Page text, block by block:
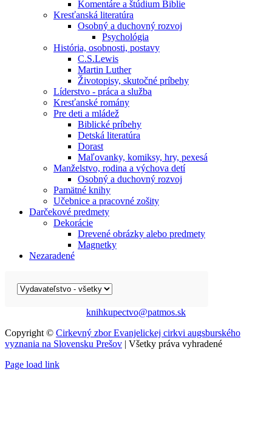
Komentáre a štúdium Biblie
Kresťanská literatúra
Osobný a duchovný rozvoj
Psychológia
História, osobnosti, postavy
C.S.Lewis
Martin Luther
Životopisy, skutočné príbehy
Líderstvo - práca a služba
Kresťanské romány
Pre deti a mládež
Biblické príbehy
Detská literatúra
Dorast
Maľovanky, komiksy, hry, pexesá
Manželstvo, rodina a výchova detí
Osobný a duchovný rozvoj
Pamätné knihy
Učebnice a pracovné zošity
Darčekové predmety
Dekorácie
Drevené obrázky alebo predmety
Magnetky
Nezaradené
knihkupectvo@patmos.sk
Copyright © Cirkevný zbor Evanjelickej cirkvi augsburského
vyznania na Slovensku Prešov | Všetky práva vyhradené
Page load link